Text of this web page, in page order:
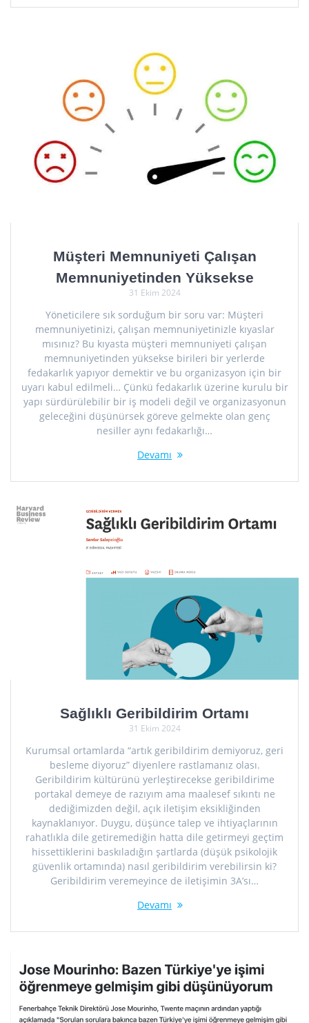
Müşteri Memnuniyeti Çalışan
Memnuniyetinden Yüksekse
31 Ekim 2024
Yöneticilere sık sorduğum bir soru var: Müşteri
memnuniyetinizi, çalışan memnuniyetinizle kıyaslar
mısınız? Bu kıyasta müşteri memnuniyeti çalışan
memnuniyetinden yüksekse birileri bir yerlerde
fedakarlık yapıyor demektir ve bu organizasyon için bir
uyarı kabul edilmeli… Çünkü fedakarlık üzerine kurulu bir
yapı sürdürülebilir bir iş modeli değil ve organizasyonun
geleceğini düşünürsek göreve gelmekte olan genç
nesiller aynı fedakarlığı…
Devamı
Sağlıklı Geribildirim Ortamı
31 Ekim 2024
Kurumsal ortamlarda “artık geribildirim demiyoruz, geri
besleme diyoruz” diyenlere rastlamanız olası.
Geribildirim kültürünü yerleştirecekse geribildirime
portakal demeye de razıyım ama maalesef sıkıntı ne
dediğimizden değil, açık iletişim eksikliğinden
kaynaklanıyor. Duygu, düşünce talep ve ihtiyaçlarının
rahatlıkla dile getiremediğin hatta dile getirmeyi geçtim
hissettiklerini baskıladığın şartlarda (düşük psikolojik
güvenlik ortamında) nasıl geribildirim verebilirsin ki?
Geribildirim veremeyince de iletişimin 3A’sı…
Devamı